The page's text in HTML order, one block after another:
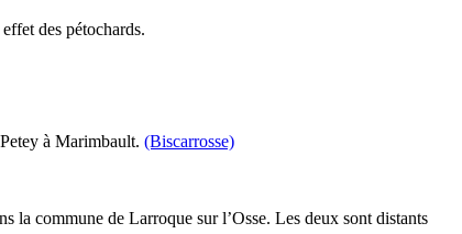
des pétochards.
à Marimbault. (Biscarrosse)
la commune de Larroque sur l’Osse. Les deux sont distants